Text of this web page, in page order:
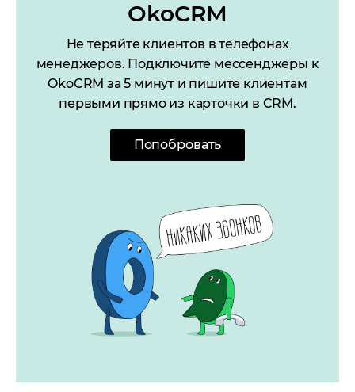
OkoCRM
Не теряйте клиентов в телефонах
менеджеров. Подключите мессенджеры к
OkoCRM за 5 минут и пишите клиентам
первыми прямо из карточки в CRM.
Попобровать